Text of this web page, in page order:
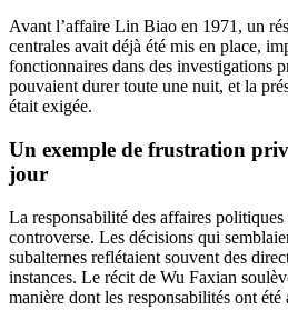
Avant l’affaire Lin Biao en 1971, un
centrales avait déjà été mis en place,
fonctionnaires dans des investigations
pouvaient durer toute une nuit, et la
était exigée.
Un exemple de frustration
jour
La responsabilité des affaires
controverse. Les décisions qui
subalternes reflétaient souvent des
instances. Le récit de Wu Faxian
manière dont les responsabilités ont été